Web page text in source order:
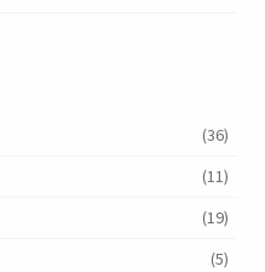
(36)
(11)
(19)
(5)